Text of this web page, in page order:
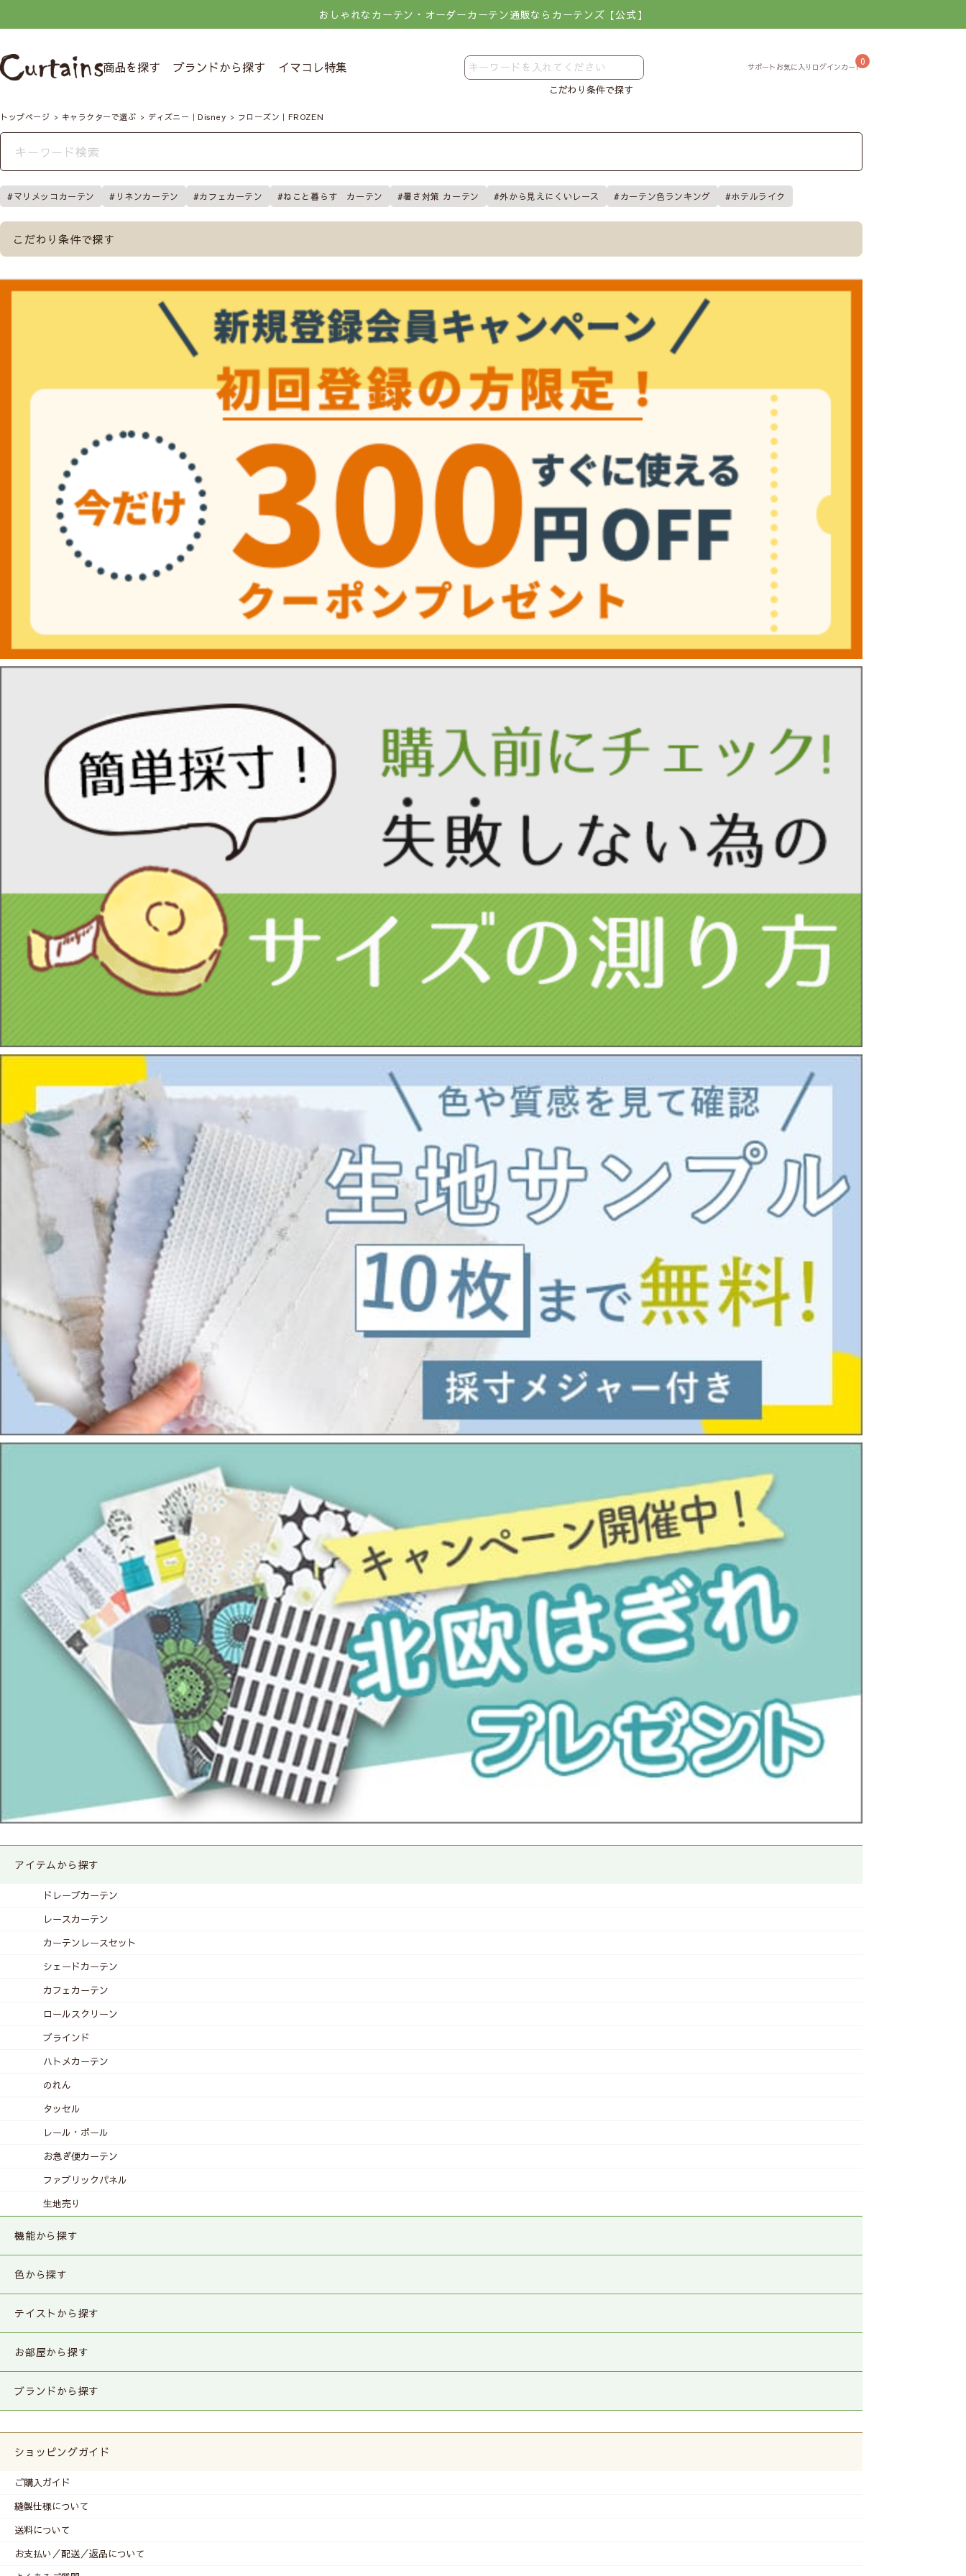
おしゃれなカーテン・オーダーカーテン通販ならカーテンズ【公式】
商品を探す ブランドから探す イマコレ特集
こだわり条件で探す
0
トップページ キャラクターで選ぶ ディズニー｜Disney フローズン｜FROZEN
マリメッコカーテン リネンカーテン カフェカーテン ねこと暮らす カーテン 暑さ対策 カーテン 外から見えにくいレース カーテン色ランキング ホテルライク
こだわり条件で探す
アイテムから探す
ドレープカーテン
レースカーテン
カーテンレースセット
シェードカーテン
カフェカーテン
ロールスクリーン
ブラインド
ハトメカーテン
のれん
タッセル
レール・ポール
お急ぎ便カーテン
ファブリックパネル
生地売り
機能から探す
色から探す
テイストから探す
お部屋から探す
ブランドから探す
ショッピングガイド
ご購入ガイド
縫製仕様について
送料について
お支払い／配送／返品について